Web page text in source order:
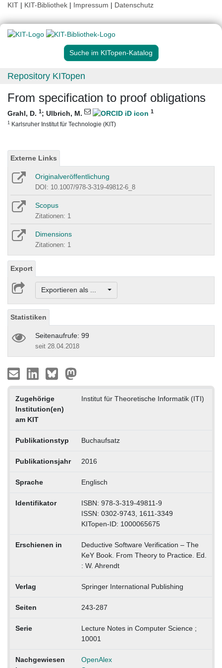
KIT | KIT-Bibliothek | Impressum | Datenschutz
Suche im KITopen-Katalog
Repository KITopen
From specification to proof obligations
Grahl, D. 1; Ulbrich, M. 1
1 Karlsruher Institut für Technologie (KIT)
Externe Links
Originalveröffentlichung
DOI: 10.1007/978-3-319-49812-6_8
Scopus
Zitationen: 1
Dimensions
Zitationen: 1
Export
Exportieren als ...
Statistiken
Seitenaufrufe: 99
seit 28.04.2018
Zugehörige
Institution(en)
am KIT
Institut für Theoretische Informatik (ITI)
Publikationstyp Buchaufsatz
Publikationsjahr 2016
Sprache Englisch
Identifikator
ISBN: 978-3-319-49811-9
ISSN: 0302-9743, 1611-3349
KITopen-ID: 1000065675
Erschienen in
Deductive Software Verification – The
KeY Book. From Theory to Practice. Ed.
: W. Ahrendt
Verlag Springer International Publishing
Seiten 243-287
Serie
Lecture Notes in Computer Science ;
10001
Nachgewiesen
OpenAlex